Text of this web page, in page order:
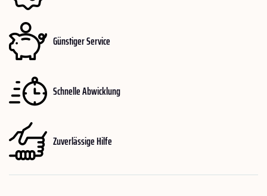
Günstiger Service
Schnelle Abwicklung
Zuverlässige Hilfe